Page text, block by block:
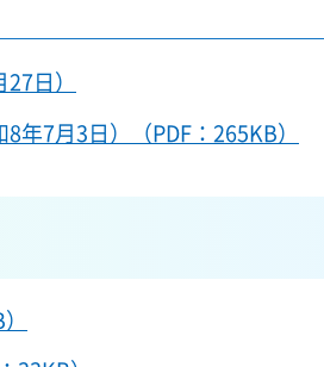
日）
7月3日）（PDF：265KB）